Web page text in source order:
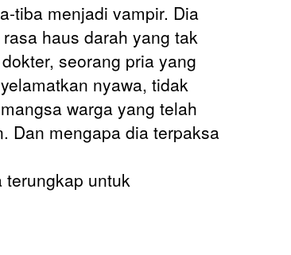
tiba menjadi vampir. Dia
haus darah yang tak
seorang pria yang
nyawa, tidak
warga yang telah
Dan mengapa dia terpaksa
terungkap untuk